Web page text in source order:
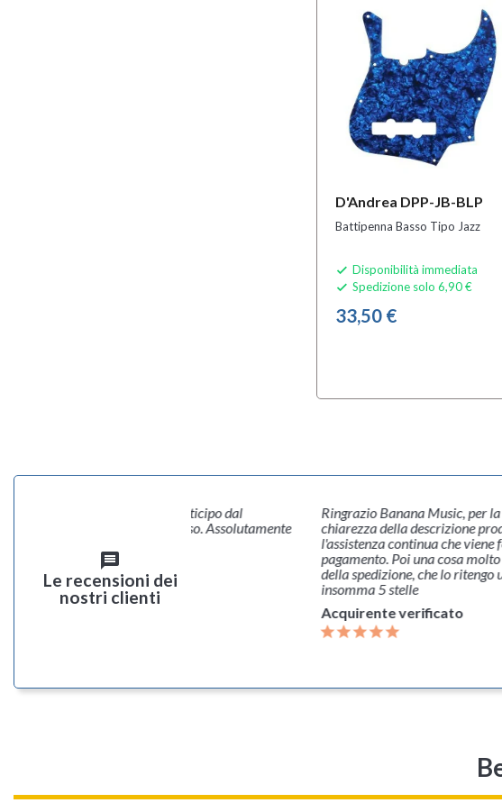
D'Andrea DPP-JB-BLP
Battipenna Basso Tipo Jazz
 Disponibilità immediata
 Spedizione solo 6,90 €
33,50 €
message
Le recensioni dei
nostri clienti
esperienza. Articolo giunto in anticipo dal
con tutta la tracciabilita’ del caso. Assolutamente
verificato
Ringrazio Banana Music, per
chiarezza della descrizione
l'assistenza continua che
pagamento. Poi una cosa
della spedizione, che lo ritengo
insomma 5 stelle
Acquirente verificato